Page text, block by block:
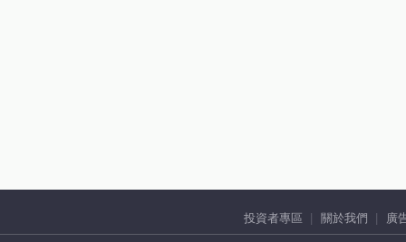
投資者專區 關於我們 廣